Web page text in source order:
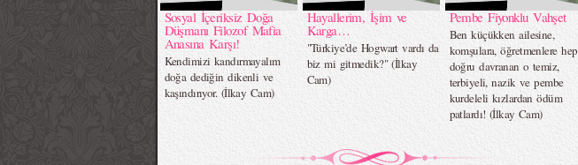
Sosyal İçeriksiz Doğa
Düşmanı Filozof Mafia
Anasına Karşı!
Kendimizi kandırmayalım
doğa dediğin dikenli ve
kaşındırıyor. (İlkay Cam)
Hayallerim, İşim ve
Karga…
"Türkiye’de Hogwart vardı da
biz mi gitmedik?" (İlkay
Cam)
Pembe Fiyonklu Vahşet
Ben küçükken ailesine,
komşulara, öğretmenlere hep
doğru davranan o temiz,
terbiyeli, nazik ve pembe
kurdeleli kızlardan ödüm
patlardı! (İlkay Cam)